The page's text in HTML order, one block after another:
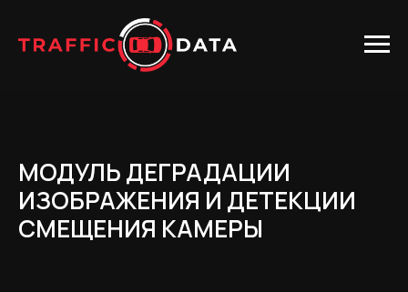
МОДУЛЬ ДЕГРАДАЦИИ
ИЗОБРАЖЕНИЯ И ДЕТЕКЦИИ
СМЕЩЕНИЯ КАМЕРЫ